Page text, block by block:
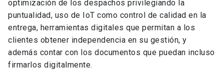
optimización de los despachos privilegiando la
puntualidad, uso de IoT como control de calidad en la
entrega, herramientas digitales que permitan a los
clientes obtener independencia en su gestión, y
además contar con los documentos que puedan incluso
firmarlos digitalmente.